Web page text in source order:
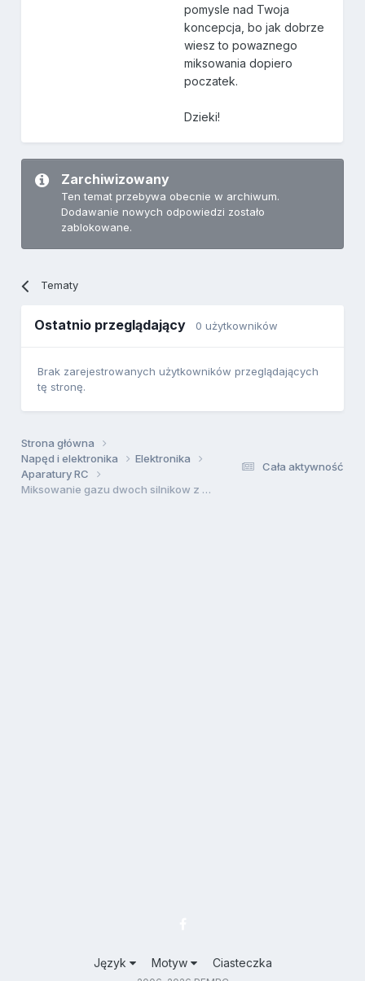
pomysle nad Twoja
koncepcja, bo jak dobrze
wiesz to powaznego
miksowania dopiero
poczatek.
Dzieki!
Zarchiwizowany
Ten temat przebywa obecnie w archiwum.
Dodawanie nowych odpowiedzi zostało
zablokowane.
Tematy
Ostatnio przeglądający 0 użytkowników
Brak zarejestrowanych użytkowników przeglądających
tę stronę.
Cała aktywność
Strona główna
Napęd i elektronika
Elektronika
Aparatury RC
Miksowanie gazu dwoch silnikow z kierunkiem EVO 9
Język Motyw Ciasteczka